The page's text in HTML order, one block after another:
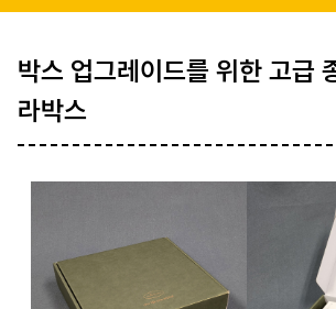
박스 업그레이드를 위한 고급
라박스